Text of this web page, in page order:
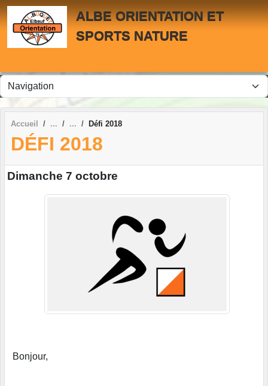
ALBE ORIENTATION ET
SPORTS NATURE
Accueil Défi 2018
DÉFI 2018
Dimanche 7 octobre
Bonjour,
Panneau de gestion des cookies